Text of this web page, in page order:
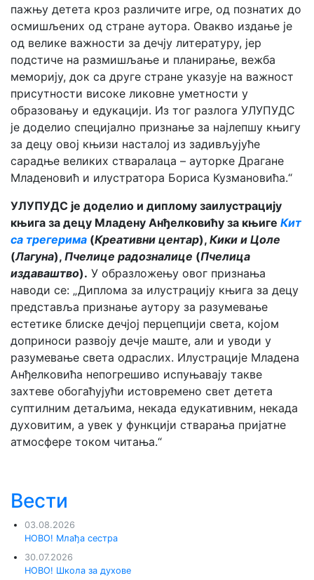
пажњу детета кроз различите игре, од познатих до
осмишљених од стране аутора. Овакво издање је
од велике важности за дечју литературу, јер
подстиче на размишљање и планирање, вежба
меморију, док са друге стране указује на важност
присутности високе ликовне уметности у
образовању и едукацији. Из тог разлога УЛУПУДС
је доделио специјално признање за најлепшу књигу
за децу овој књизи насталој из задивљујуће
сарадње великих стваралаца – ауторке Драгане
Младеновић и илустратора Бориса Кузмановића.“
УЛУПУДС је доделио и диплому заилустрацију
књига за децу Младену Анђелковићу за књиге Кит
са трегерима (Креативни центар), Кики и Цоле
(Лагуна), Пчелице радозналице (Пчелица
издаваштво). У образложењу овог признања
наводи се: „Диплома за илустрацију књига за децу
представља признање аутору за разумевање
естетике блиске дечјој перцепцији света, којом
доприноси развоју дечје маште, али и уводи у
разумевање света одраслих. Илустрације Младена
Анђелковића непогрешиво испуњавају такве
захтеве обогаћујући истовремено свет детета
суптилним детаљима, некада едукативним, некада
духовитим, а увек у функцији стварања пријатне
атмосфере током читања.“
Вести
03.08.2026
НОВО! Млађа сестра
30.07.2026
НОВО! Школа за духове